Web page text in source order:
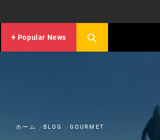
Popular News
ホーム BLOG GOURMET